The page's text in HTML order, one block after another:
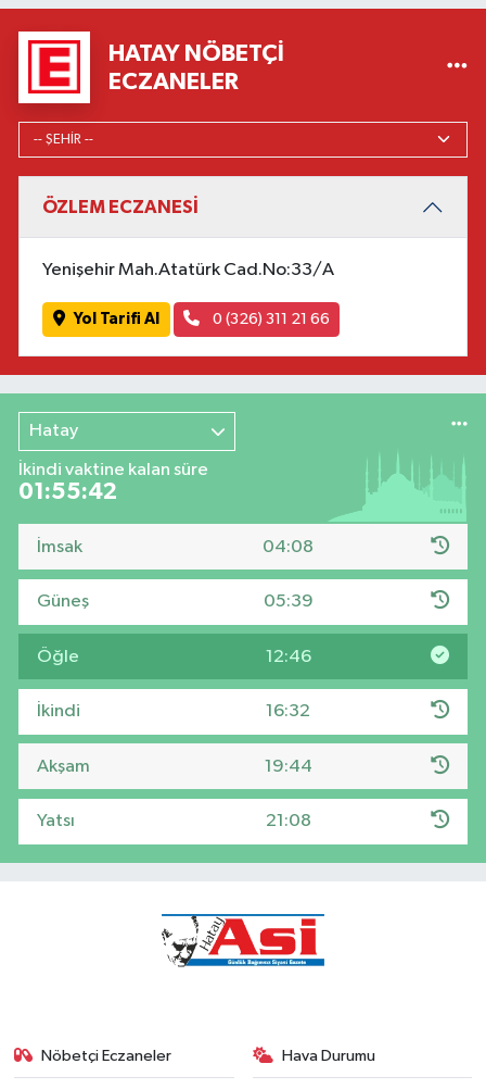
HATAY NÖBETÇI
ECZANELER
ÖZLEM ECZANESİ
Yenişehir Mah.Atatürk Cad.No:33/A
Yol Tarifi Al 0 (326) 311 21 66
Hatay
İkindi vaktine kalan süre
01:55:41
İmsak 04:08
Güneş 05:39
Öğle 12:46
İkindi 16:32
Akşam 19:44
Yatsı 21:08
Nöbetçi Eczaneler Hava Durumu